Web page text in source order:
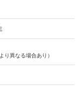
異なる場合あり）